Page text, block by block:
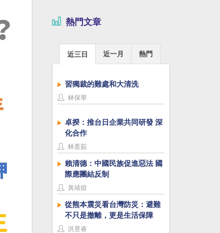
熱門文章
近三日 近一月 熱門
習獨裁的難處和大清洗
林保華
卓揆：推台日企業共同研發 深
化合作
林薏茹
賴清德：中國民族促進惡法 國
際應團結反制
黃靖媗
從熊本震災看台灣防災：避難
不只是撤離，更是生活保障
洪昱睿